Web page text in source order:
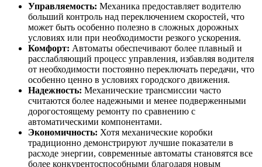
Управляемость: Механика предоставляет водителю
больший контроль над переключением скоростей, что
может быть особенно полезно в сложных дорожных
условиях или при необходимости резкого ускорения.
Комфорт: Автоматы обеспечивают более плавный и
расслабляющий процесс управления, избавляя водителя
от необходимости постоянно переключать передачи, что
особенно ценно в условиях городского движения.
Надежность: Механические трансмиссии часто
считаются более надежными и менее подверженными
дорогостоящему ремонту по сравнению с
автоматическими компонентами.
Экономичность: Хотя механические коробки
традиционно демонстрируют лучшие показатели в
расходе энергии, современные автоматы становятся все
более конкурентоспособными благодаря новым